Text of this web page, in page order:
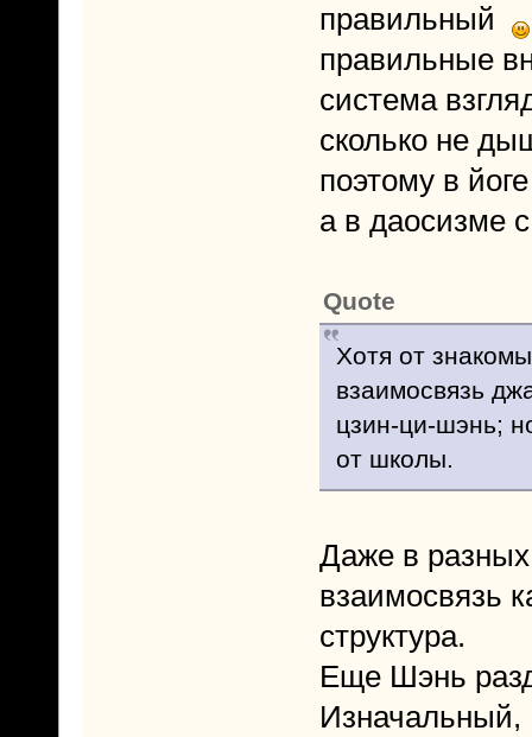
правильный
правильные
система
сколько не
поэтому в
а в даосизме
Quote
Хотя от
взаимосвязь
цзин-ци-шэнь;
от школы.
Даже в разных
взаимосвязь
структура.
Еще Шэнь